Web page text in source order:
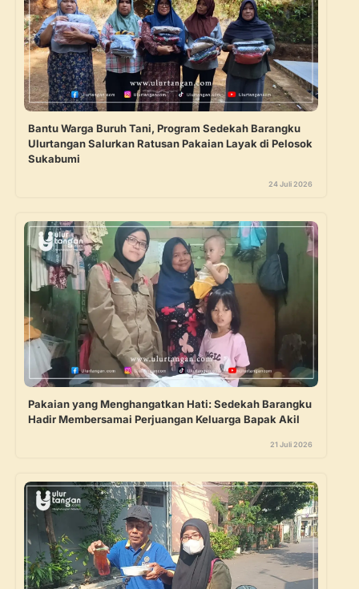
Bantu Warga Buruh Tani, Program Sedekah Barangku
Ulurtangan Salurkan Ratusan Pakaian Layak di Pelosok
Sukabumi
24 Juli 2026
Pakaian yang Menghangatkan Hati: Sedekah Barangku
Hadir Membersamai Perjuangan Keluarga Bapak Akil
21 Juli 2026